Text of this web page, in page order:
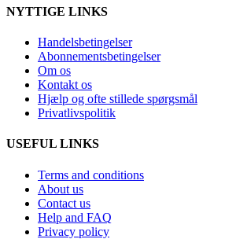
NYTTIGE LINKS
Handelsbetingelser
Abonnementsbetingelser
Om os
Kontakt os
Hjælp og ofte stillede spørgsmål
Privatlivspolitik
USEFUL LINKS
Terms and conditions
About us
Contact us
Help and FAQ
Privacy policy